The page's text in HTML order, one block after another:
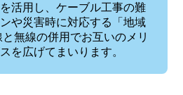
活用し、ケーブル工事の難
や災害時に対応する「地域
無線の併用でお互いのメリ
を広げてまいります。